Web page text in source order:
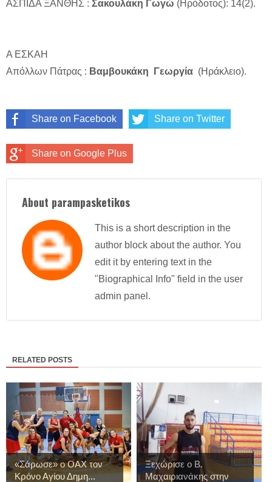
ΑΣΠΙΔΑ ΞΑΝΘΗΣ : Σακουλάκη Γωγώ (Ηρόδοτος): 14(2).
Α ΕΣΚΑΗ
Απόλλων Πάτρας : Βαμβουκάκη Γεωργία (Ηράκλειο).
Share on Facebook Share on Twitter
Share on Google Plus
About parampasketikos
This is a short description in the
author block about the author. You
edit it by entering text in the
"Biographical Info" field in the user
admin panel.
RELATED POSTS
«Σάρωσε» ο ΟΑΧ τον
Κρόνο Αγίου Δημη...
Ξεχώρισε ο Β.
Μαχαιριανάκης στην